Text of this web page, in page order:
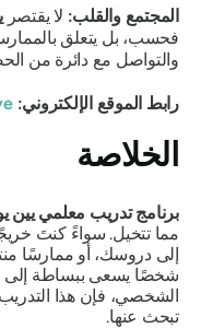
المجتمع والقلب:لا يقتصر
فحسب، بل يتعلق
والتواصل مع دائرة من
رابط الموقع الإلكتروني:
الخلاصة
برنامج تدريب معلمي يين
مما تتخيل. سواءً كنتَ
إلى دروسك، أو ممارسًا
شخصًا يسعى ببساطة إلى
الشخصي، فإن هذا التدريب
تبحث عنها.